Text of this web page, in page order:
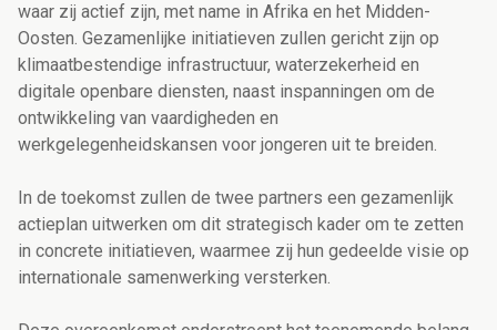
waar zij actief zijn, met name in Afrika en het Midden-
Oosten. Gezamenlijke initiatieven zullen gericht zijn op
klimaatbestendige infrastructuur, waterzekerheid en
digitale openbare diensten, naast inspanningen om de
ontwikkeling van vaardigheden en
werkgelegenheidskansen voor jongeren uit te breiden.
In de toekomst zullen de twee partners een gezamenlijk
actieplan uitwerken om dit strategisch kader om te zetten
in concrete initiatieven, waarmee zij hun gedeelde visie op
internationale samenwerking versterken.